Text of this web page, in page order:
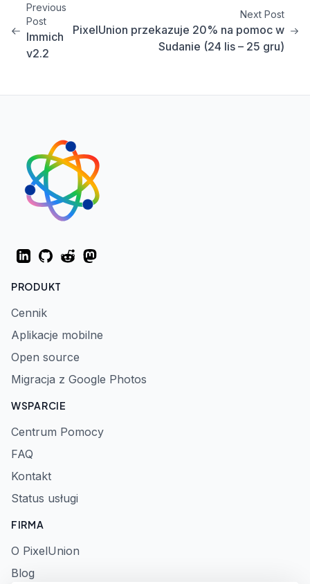
Previous
Post
Immich
v2.2
Next Post
PixelUnion przekazuje 20% na pomoc w
Sudanie (24 lis – 25 gru)
LinkedInGitHubRedditMastodon
PRODUKT
Cennik
Aplikacje mobilne
Open source
Migracja z Google Photos
WSPARCIE
Centrum Pomocy
FAQ
Kontakt
Status usługi
FIRMA
O PixelUnion
Blog